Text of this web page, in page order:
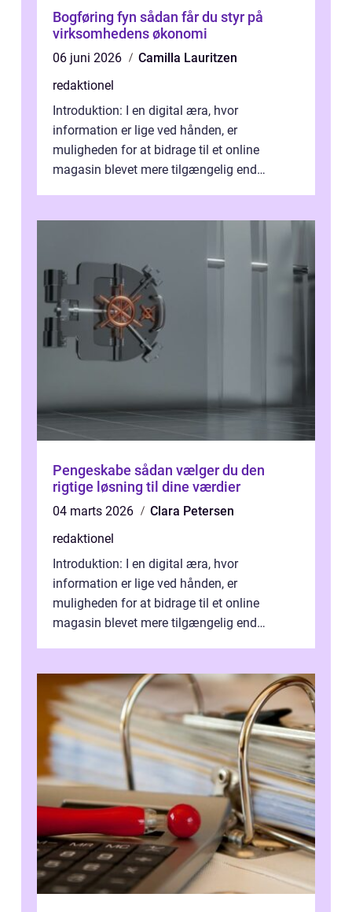
Bogføring fyn sådan får du styr på
virksomhedens økonomi
06 juni 2026
Camilla Lauritzen
redaktionel
Introduktion: I en digital æra, hvor
information er lige ved hånden, er
muligheden for at bidrage til et online
magasin blevet mere tilgængelig end
Pengeskabe sådan vælger du den
rigtige løsning til dine værdier
04 marts 2026
Clara Petersen
redaktionel
Introduktion: I en digital æra, hvor
information er lige ved hånden, er
muligheden for at bidrage til et online
magasin blevet mere tilgængelig end